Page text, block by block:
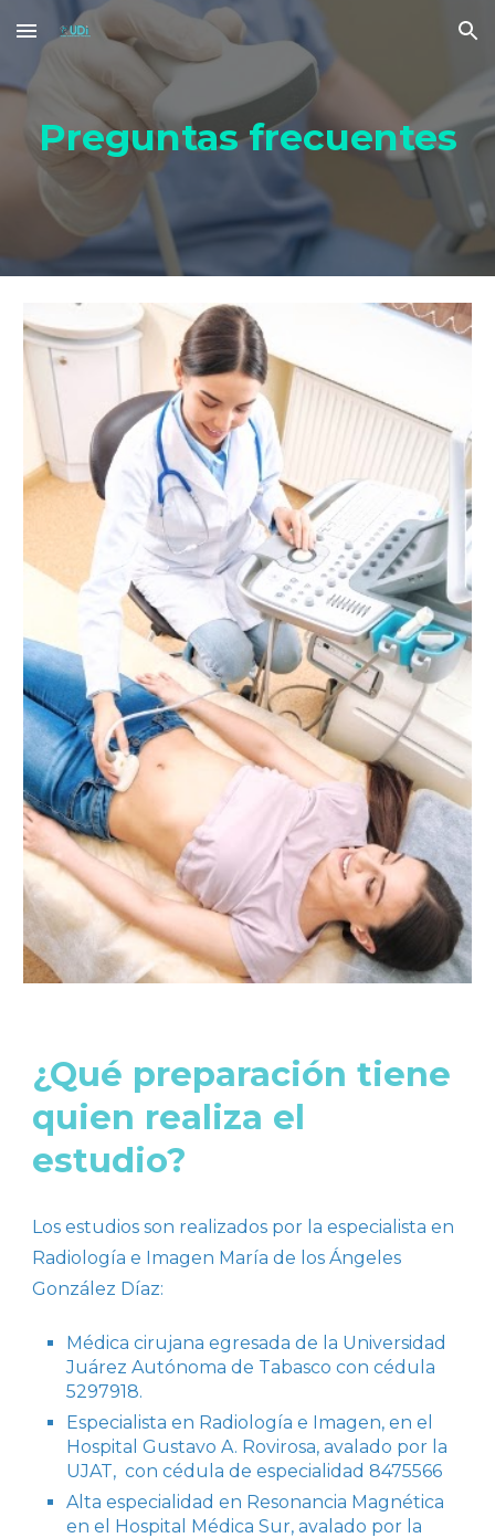
Skip to main content Skip to navigation
Preguntas frecuentes
¿Qué preparación tiene
quien realiza el
estudio?
Los estudios son realizados por la especialista en
Radiología e Imagen María de los Ángeles
González Díaz:
Médica cirujana egresada de la Universidad
Juárez Autónoma de Tabasco con cédula
5297918.
Especialista en Radiología e Imagen, en el
Hospital Gustavo A. Rovirosa, avalado por la
UJAT, con cédula de especialidad 8475566
Alta especialidad en Resonancia Magnética
en el Hospital Médica Sur, avalado por la